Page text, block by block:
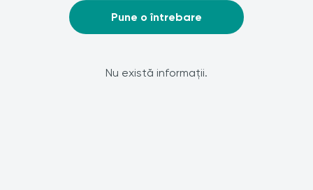
Pune o întrebare
Nu există informații.